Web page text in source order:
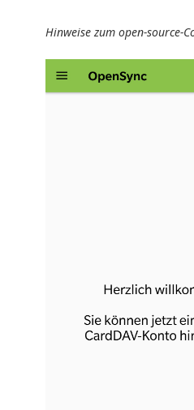
Hinweise zum open-source-